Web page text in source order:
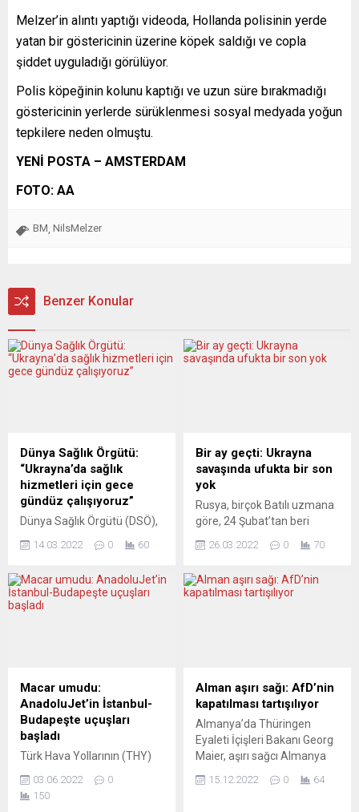
Melzer’in alıntı yaptığı videoda, Hollanda polisinin yerde
yatan bir göstericinin üzerine köpek saldığı ve copla
şiddet uyguladığı görülüyor.
Polis köpeğinin kolunu kaptığı ve uzun süre bırakmadığı
göstericinin yerlerde sürüklenmesi sosyal medyada yoğun
tepkilere neden olmuştu.
YENİ POSTA – AMSTERDAM
FOTO: AA
BM NilsMelzer
Benzer Konular
Dünya Sağlık Örgütü:
“Ukrayna’da sağlık
hizmetleri için gece
gündüz çalışıyoruz”
Dünya Sağlık Örgütü (DSÖ),
sürdüğü Ukrayna’da sağlık
sisteminin sürmesi için gece
gündüz çalıştıkları
durumu değerlendirildi.
Ukrayna’da çatışmalardan
18 milyon kişinin etkilendiği
ve yaklaşık 3 milyon kişinin
ülkeyi terk ettiği belirtilen
açıklamada, “Ülkede
tedarik...
14.03.2022 0 60
Bir ay geçti: Ukrayna
savaşında ufukta bir son
yok
Rusya, birçok Batılı uzmana
göre, 24 Şubat’tan beri
çalışsa da şimdiye kadar
insan ülkeden kaçtı, binlerce
asker ve sivil öldürüldü.
Kiev ve diğerleri ise ağır
darbe aldı. Avrupa basınına...
26.03.2022 0 70
Macar umudu:
AnadoluJet’in İstanbul-
Budapeşte uçuşları
başladı
Türk Hava Yollarının (THY)
İstanbul’dan Budapeşte’ye
ilk uçuşunu gerçekleştirdi.
03.06.2022
0
150
Alman aşırı sağı: AfD’nin
kapatılması tartışılıyor
Almanya’da Thüringen
Eyaleti İçişleri Bakanı Georg
Maier, aşırı sağcı Almanya
(AfD) yasaklanmasını istedi
15.12.2022 0 64